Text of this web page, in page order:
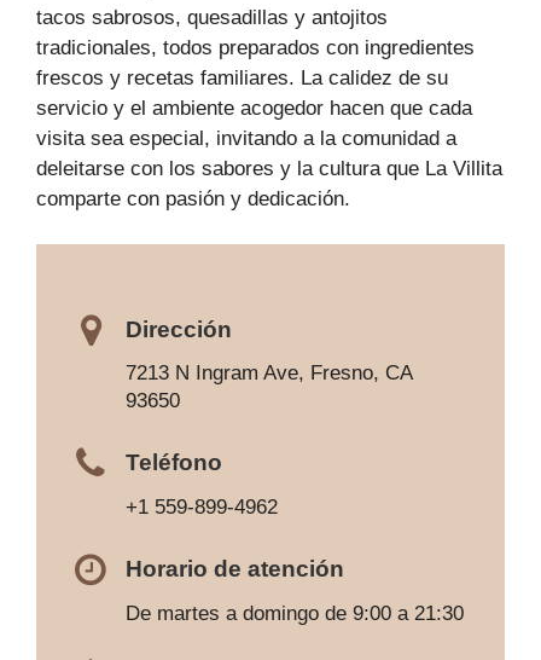
tacos sabrosos, quesadillas y antojitos
tradicionales, todos preparados con ingredientes
frescos y recetas familiares. La calidez de su
servicio y el ambiente acogedor hacen que cada
visita sea especial, invitando a la comunidad a
deleitarse con los sabores y la cultura que La Villita
comparte con pasión y dedicación.
Dirección
7213 N Ingram Ave, Fresno, CA
93650
Teléfono
+1 559-899-4962
Horario de atención
De martes a domingo de 9:00 a 21:30